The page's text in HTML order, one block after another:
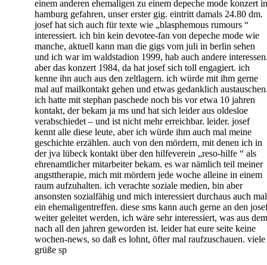
einem anderen ehemaligen zu einem depeche mode konzert in
hamburg gefahren, unser erster gig. eintritt damals 24.80 dm.
josef hat sich auch für texte wie „blasphemous rumours “
interessiert. ich bin kein devotee-fan von depeche mode wie
manche, aktuell kann man die gigs vom juli in berlin sehen
und ich war im waldstadion 1999, hab auch andere
aber das konzert 1984, da hat josef sich toll engagiert. ich
kenne ihn auch aus den zeltlagern. ich würde mit ihm gerne
mal auf mailkontakt gehen und etwas gedanklich
ich hatte mit stephan paschede noch bis vor etwa 10 jahren
kontakt, der bekam ja ms und hat sich leider aus oldesloe
verabschiedet – und ist nicht mehr erreichbar. leider. josef
kennt alle diese leute, aber ich würde ihm auch mal meine
geschichte erzählen. auch von den mördern, mit denen ich in
der jva lübeck kontakt über den hilfeverein „reso-hilfe “ als
ehrenamtlicher mitarbeiter bekam. es war nämlich teil meiner
angsttherapie, mich mit mördern jede woche alleine in einem
raum aufzuhalten. ich verachte soziale medien, bin aber
ansonsten sozialfähig und mich interessiert durchaus auch mal
ein ehemaligentreffen. diese sms kann auch gerne an den
weiter geleitet werden, ich wäre sehr interessiert, was aus dem
nach all den jahren geworden ist. leider hat eure seite keine
wochen-news, so daß es lohnt, öfter mal raufzuschauen. viele
grüße sp